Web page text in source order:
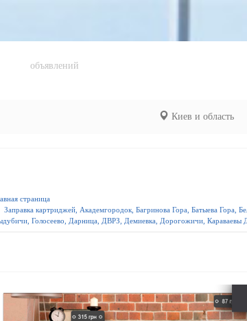
объявлений
Киев и область
страница
Заправка картриджей, Академгородок, Багринова Гора, Батыева Гора,
Голосеево, Дарница, ДВРЗ, Демиевка, Дорогожичи, Караваевы